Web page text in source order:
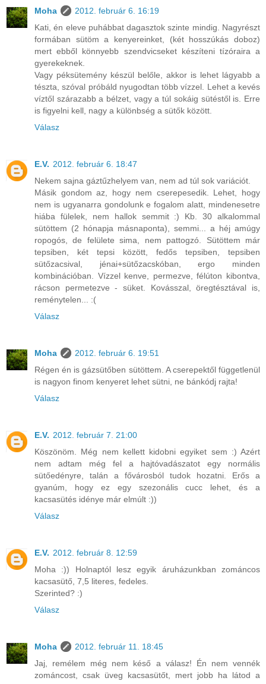
Moha
2012. február 6. 16:19
Kati, én eleve puhábbat dagasztok szinte mindig. Nagyrészt
formában sütöm a kenyereinket, (két hosszúkás doboz)
mert ebből könnyebb szendvicseket készíteni tízóraira a
gyerekeknek.
Vagy péksütemény készül belőle, akkor is lehet lágyabb a
tészta, szóval próbáld nyugodtan több vízzel. Lehet a kevés
víztől szárazabb a bélzet, vagy a túl sokáig sütéstől is. Erre
is figyelni kell, nagy a különbség a sütők között.
Válasz
E.V. 2012. február 6. 18:47
Nekem sajna gáztűzhelyem van, nem ad túl sok variációt.
Másik gondom az, hogy nem cserepesedik. Lehet, hogy
nem is ugyanarra gondolunk e fogalom alatt, mindenesetre
hiába fülelek, nem hallok semmit :) Kb. 30 alkalommal
sütöttem (2 hónapja másnaponta), semmi... a héj amúgy
ropogós, de felülete sima, nem pattogzó. Sütöttem már
tepsiben, két tepsi között, fedős tepsiben, tepsiben
sütőzacsival, jénai+sütőzacskóban, ergo minden
kombinációban. Vízzel kenve, permezve, félúton kibontva,
rácson permetezve - süket. Kovásszal, öregtésztával is,
reménytelen... :(
Válasz
Moha
2012. február 6. 19:51
Régen én is gázsütőben sütöttem. A cserepektől függetlenül
is nagyon finom kenyeret lehet sütni, ne bánkódj rajta!
Válasz
E.V. 2012. február 7. 21:00
Köszönöm. Még nem kellett kidobni egyiket sem :) Azért
nem adtam még fel a hajtóvadászatot egy normális
sütőedényre, talán a fővárosból tudok hozatni. Erős a
gyanúm, hogy ez egy szezonális cucc lehet, és a
kacsasütés idénye már elmúlt :))
Válasz
E.V. 2012. február 8. 12:59
Moha :)) Holnaptól lesz egyik áruházunkban zománcos
kacsasütő, 7,5 literes, fedeles.
Szerinted? :)
Válasz
Moha
2012. február 11. 18:45
Jaj, remélem még nem késő a válasz! Én nem vennék
zománcost, csak üveg kacsasütőt, mert jobb ha látod a